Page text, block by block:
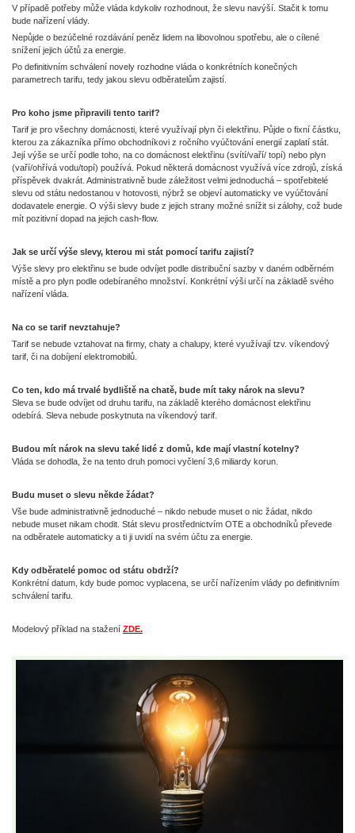
V případě potřeby může vláda kdykoliv rozhodnout, že slevu navýší. Stačit k tomu
bude nařízení vlády.
Nepůjde o bezúčelné rozdávání peněz lidem na libovolnou spotřebu, ale o cílené
snížení jejich účtů za energie.
Po definitivním schválení novely rozhodne vláda o konkrétních konečných
parametrech tarifu, tedy jakou slevu odběratelům zajistí.
Pro koho jsme připravili tento tarif?
Tarif je pro všechny domácnosti, které využívají plyn či elektřinu. Půjde o fixní částku,
kterou za zákazníka přímo obchodníkovi z ročního vyúčtování energií zaplatí stát.
Její výše se určí podle toho, na co domácnost elektřinu (svítí/vaří/ topí) nebo plyn
(vaří/ohřívá vodu/topí) používá. Pokud některá domácnost využívá více zdrojů, získá
příspěvek dvakrát. Administrativně bude záležitost velmi jednoduchá – spotřebitelé
slevu od státu nedostanou v hotovosti, nýbrž se objeví automaticky ve vyúčtování
dodavatele energie. O výši slevy bude z jejich strany možné snížit si zálohy, což bude
mít pozitivní dopad na jejich cash-flow.
Jak se určí výše slevy, kterou mi stát pomocí tarifu zajistí?
Výše slevy pro elektřinu se bude odvíjet podle distribuční sazby v daném odběrném
místě a pro plyn podle odebíraného množství. Konkrétní výši určí na základě svého
nařízení vláda.
Na co se tarif nevztahuje?
Tarif se nebude vztahovat na firmy, chaty a chalupy, které využívají tzv. víkendový
tarif, či na dobíjení elektromobilů.
Co ten, kdo má trvalé bydliště na chatě, bude mít taky nárok na slevu?
Sleva se bude odvíjet od druhu tarifu, na základě kterého domácnost elektřinu
odebírá. Sleva nebude poskytnuta na víkendový tarif.
Budou mít nárok na slevu také lidé z domů, kde mají vlastní kotelny?
Vláda se dohodla, že na tento druh pomoci vyčlení 3,6 miliardy korun.
Budu muset o slevu někde žádat?
Vše bude administrativně jednoduché – nikdo nebude muset o nic žádat, nikdo
nebude muset nikam chodit. Stát slevu prostřednictvím OTE a obchodníků převede
na odběratele automaticky a ti ji uvidí na svém účtu za energie.
Kdy odběratelé pomoc od státu obdrží?
Konkrétní datum, kdy bude pomoc vyplacena, se určí nařízením vlády po definitivním
schválení tarifu.
Modelový příklad na stažení ZDE.